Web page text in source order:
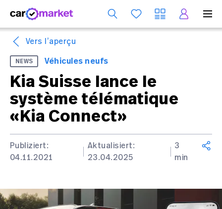
Vers l’aperçu
NEWS Véhicules neufs
Kia Suisse lance le
système télématique
«Kia Connect»
Publiziert:
04.11.2021
Aktualisiert:
23.04.2025
3
min